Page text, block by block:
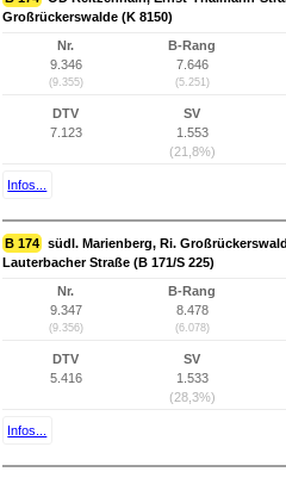
Großrückerswalde (K 8150)
Nr.
9.346
(9.355)
B-Rang
7.646
(5.251)
DTV
7.123
SV
1.553
(21,8%)
Infos...
B 174 südl. Marienberg, Ri.
Lauterbacher Straße (B 171/S 225)
Nr.
9.347
(9.356)
B-Rang
8.478
(6.078)
DTV
5.416
SV
1.533
(28,3%)
Infos...